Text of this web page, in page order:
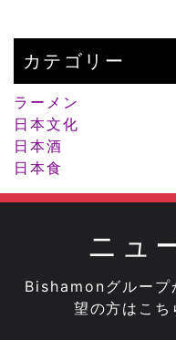
カテゴリー
ラーメン
日本文化
日本酒
日本食
ニュ
Bishamonグループ
望の方はこち